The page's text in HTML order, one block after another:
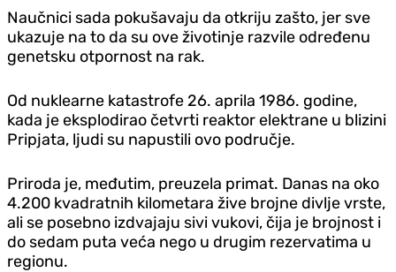
Naučnici sada pokušavaju da otkriju zašto, jer sve
ukazuje na to da su ove životinje razvile određenu
genetsku otpornost na rak.
Od nuklearne katastrofe 26. aprila 1986. godine,
kada je eksplodirao četvrti reaktor elektrane u blizini
Pripjata, ljudi su napustili ovo područje.
Priroda je, međutim, preuzela primat. Danas na oko
4.200 kvadratnih kilometara žive brojne divlje vrste,
ali se posebno izdvajaju sivi vukovi, čija je brojnost i
do sedam puta veća nego u drugim rezervatima u
regionu.